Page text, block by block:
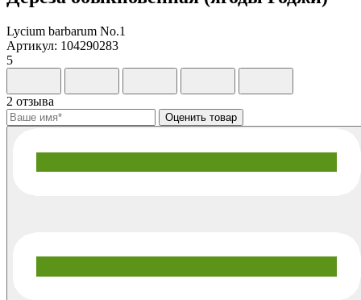
Lycium barbarum No.1
Артикул: 104290283
5
2 отзыва